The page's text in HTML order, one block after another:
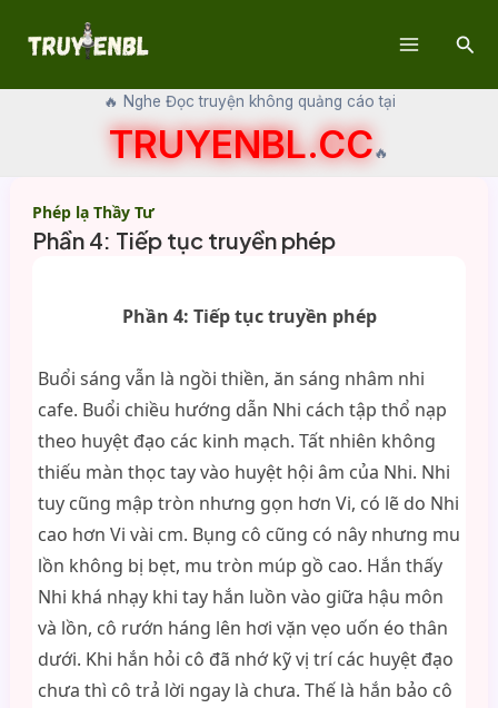
🔥 Nghe Đọc truyện không quảng cáo tại
TRUYENBL.CC🔥
Phép lạ Thầy Tư
Phần 4: Tiếp tục truyền phép
Phần 4: Tiếp tục truyền phép
Buổi sáng vẫn là ngồi thiền, ăn sáng nhâm nhi
cafe. Buổi chiều hướng dẫn Nhi cách tập thổ nạp
theo huyệt đạo các kinh mạch. Tất nhiên không
thiếu màn thọc tay vào huyệt hội âm của Nhi. Nhi
tuy cũng mập tròn nhưng gọn hơn Vi, có lẽ do Nhi
cao hơn Vi vài cm. Bụng cô cũng có nây nhưng mu
lồn không bị bẹt, mu tròn múp gồ cao. Hắn thấy
Nhi khá nhạy khi tay hắn luồn vào giữa hậu môn
và lồn, cô rướn háng lên hơi vặn vẹo uốn éo thân
dưới. Khi hắn hỏi cô đã nhớ kỹ vị trí các huyệt đạo
chưa thì cô trả lời ngay là chưa. Thế là hắn bảo cô